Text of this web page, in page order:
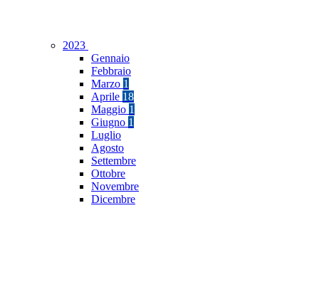
2023
Gennaio
Febbraio
Marzo 1
Aprile 18
Maggio 1
Giugno 1
Luglio
Agosto
Settembre
Ottobre
Novembre
Dicembre